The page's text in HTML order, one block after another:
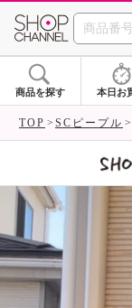
商品を探す 本日お
TOP SCピープル